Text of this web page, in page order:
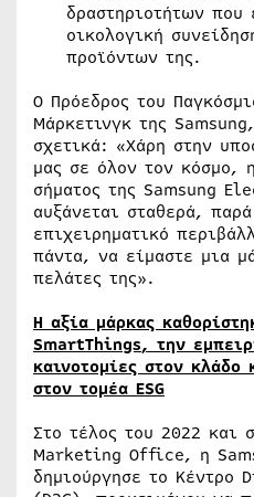
δραστηριοτήτων που
οικολογική
προϊόντων της.
Ο Πρόεδρος του
Μάρκετινγκ της
σχετικά: «Χάρη στην
μας σε όλον τον κόσμο,
σήματος της Samsung
αυξάνεται σταθερά,
επιχειρηματικό
πάντα, να είμαστε μια
πελάτες της».
Η αξία μάρκας
SmartThings, την
καινοτομίες στον κλάδο
στον τομέα ESG
Στο τέλος του 2022 και
Marketing Office, η
δημιούργησε το Κέντρο